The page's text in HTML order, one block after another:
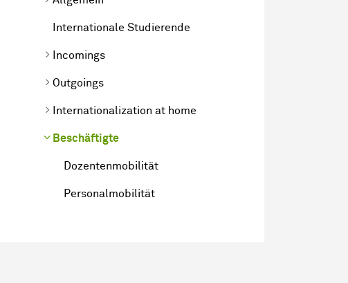
Internationale Studierende
Incomings
Outgoings
Internationalization at home
Beschäftigte
Dozentenmobilität
Personalmobilität